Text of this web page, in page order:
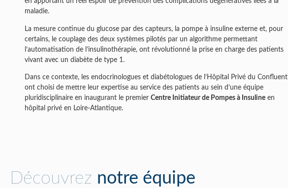
maladie.
La mesure continue du glucose par des capteurs, la pompe à insuline externe et, pour
certains, le couplage des deux systèmes pilotés par un algorithme permettant
l’automatisation de l’insulinothérapie, ont révolutionné la prise en charge des patients
vivant avec un diabète de type 1.
Dans ce contexte, les endocrinologues et diabétologues de l’Hôpital Privé du Confluent
ont choisi de mettre leur expertise au service des patients au sein d’une équipe
pluridisciplinaire en inaugurant le premier Centre Initiateur de Pompes à Insuline en
hôpital privé en Loire-Atlantique.
Découvrez notre équipe